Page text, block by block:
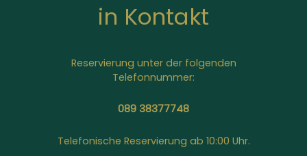
in Kontakt
Reservierung unter der folgenden
Telefonnummer:
089 38377748
Telefonische Reservierung ab 10:00 Uhr.